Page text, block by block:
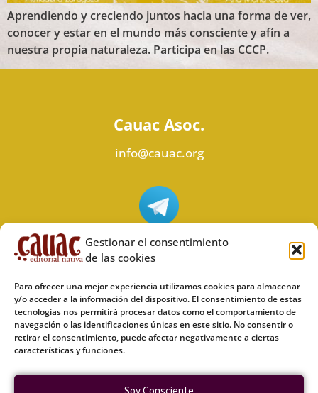
Gestionar el consentimiento
de las cookies
Para ofrecer una mejor experiencia utilizamos cookies para almacenar
y/o acceder a la información del dispositivo. El consentimiento de estas
tecnologías nos permitirá procesar datos como el comportamiento de
navegación o las identificaciones únicas en este sitio. No consentir o
retirar el consentimiento, puede afectar negativamente a ciertas
características y funciones.
Soy Consciente
Aprendiendo y creciendo juntos hacia una forma de ver,
conocer y estar en el mundo más consciente y afín a
nuestra propia naturaleza. Participa en las CCCP.
Cauac Asoc.
info@cauac.org
Síguenos en Telegram
Síguenos en Odysee
Política de privacidad